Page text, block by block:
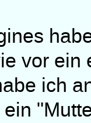
vor
ich